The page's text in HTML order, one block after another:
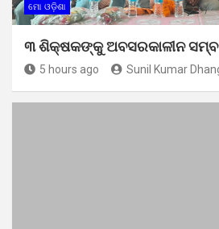
ମୋ ଓଡ଼ିଶା
୩ ଶିକ୍ଷକଙ୍କୁ ଅବସରକାଳୀନ
5 hours ago Sunil Kumar